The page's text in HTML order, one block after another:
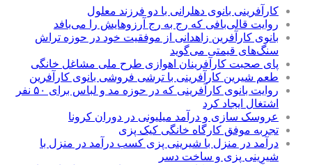
کارآفرینی بانوی دهلرانی با دو فرزند معلول
روایت قالی‌بافی که رج به رج آرزوهایش را می‌بافد
بانوی کارآفرین زاهدانی از موفقیت خود در حوزه تراش
سنگ‌های قیمتی می‌گوید
پای صحبت کارآفرینان اهوازی طرح ملی مشاغل خانگی
طعم شیرین کارآفرینی با ترشی فروشی بانوی کارآفرین
روایت بانوی کارآفرینی که در حوزه مد و لباس برای ۵۰ نفر
اشتغال ایجاد کرد
عروسک سازی و درآمد میلیونی در دوران کرونا
تجربه موفق کارگاه خانگی کیک پزی
درآمد در منزل با شیرینی پزی کسب درآمد در منزل با
شیرینی پزی و ساخت دسر